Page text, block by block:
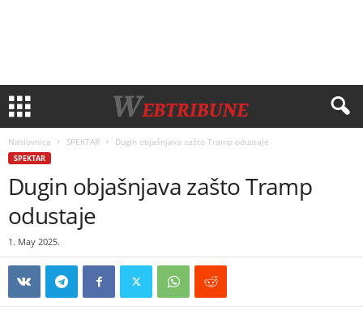
Naslovnica SPEKTAR Dugin objašnjava zašto Tramp odustaje
SPEKTAR
Dugin objašnjava zašto Tramp
odustaje
1. May 2025.